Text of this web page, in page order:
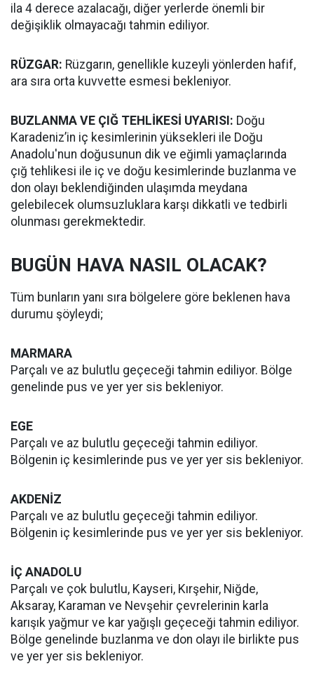
ila 4 derece azalacağı, diğer yerlerde önemli bir
değişiklik olmayacağı tahmin ediliyor.
RÜZGAR: Rüzgarın, genellikle kuzeyli yönlerden hafif,
ara sıra orta kuvvette esmesi bekleniyor.
BUZLANMA VE ÇIĞ TEHLİKESİ UYARISI: Doğu
Karadeniz’in iç kesimlerinin yüksekleri ile Doğu
Anadolu'nun doğusunun dik ve eğimli yamaçlarında
çığ tehlikesi ile iç ve doğu kesimlerinde buzlanma ve
don olayı beklendiğinden ulaşımda meydana
gelebilecek olumsuzluklara karşı dikkatli ve tedbirli
olunması gerekmektedir.
BUGÜN HAVA NASIL OLACAK?
Tüm bunların yanı sıra bölgelere göre beklenen hava
durumu şöyleydi;
MARMARA
Parçalı ve az bulutlu geçeceği tahmin ediliyor. Bölge
genelinde pus ve yer yer sis bekleniyor.
EGE
Parçalı ve az bulutlu geçeceği tahmin ediliyor.
Bölgenin iç kesimlerinde pus ve yer yer sis bekleniyor.
AKDENİZ
Parçalı ve az bulutlu geçeceği tahmin ediliyor.
Bölgenin iç kesimlerinde pus ve yer yer sis bekleniyor.
İÇ ANADOLU
Parçalı ve çok bulutlu, Kayseri, Kırşehir, Niğde,
Aksaray, Karaman ve Nevşehir çevrelerinin karla
karışık yağmur ve kar yağışlı geçeceği tahmin ediliyor.
Bölge genelinde buzlanma ve don olayı ile birlikte pus
ve yer yer sis bekleniyor.